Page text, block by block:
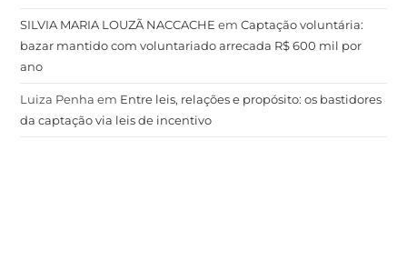
SILVIA MARIA LOUZÃ NACCACHE emCaptação voluntária:
bazar mantido com voluntariado arrecada R$ 600 mil por
ano
Luiza Penha em Entre leis, relações e propósito: os bastidores
da captação via leis de incentivo